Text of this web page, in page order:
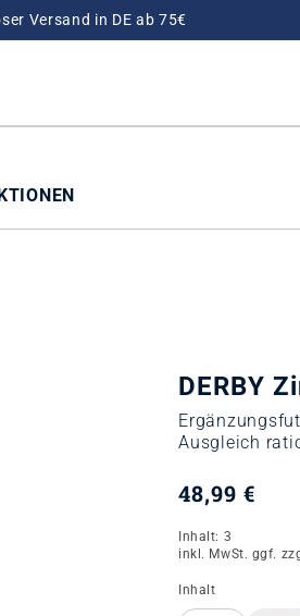
Versand in DE ab 75€
DERBY
Ausgleich
48,99 €
Inhalt: 3
inkl. MwSt. ggf.
Inhaltauswählen